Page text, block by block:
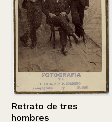
Retrato de tres
hombres